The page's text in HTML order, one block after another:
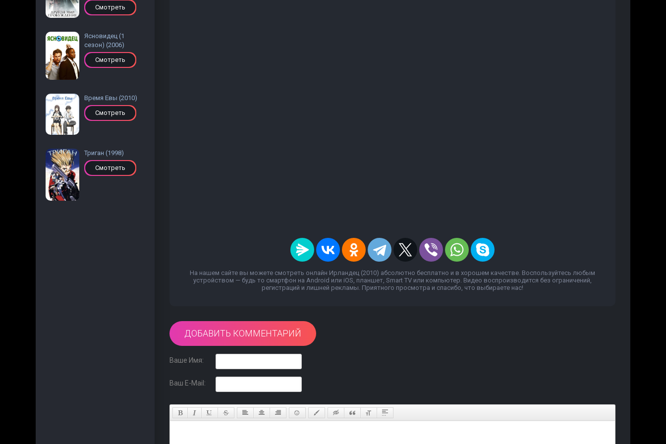
Смотреть
Ясновидец (1
сезон) (2006)
Смотреть
Время Евы (2010)
Смотреть
Триган (1998)
Смотреть
На нашем сайте вы можете смотреть онлайн Ирландец (2010) абсолютно бесплатно и в хорошем качестве. Воспользуйтесь любым
устройством — будь то смартфон на Android или iOS, планшет, Smart TV или компьютер. Видео воспроизводится без ограничений,
регистраций и лишней рекламы. Приятного просмотра и спасибо, что выбираете нас!
ДОБАВИТЬ КОММЕНТАРИЙ
Ваше Имя:
Ваш E-Mail: